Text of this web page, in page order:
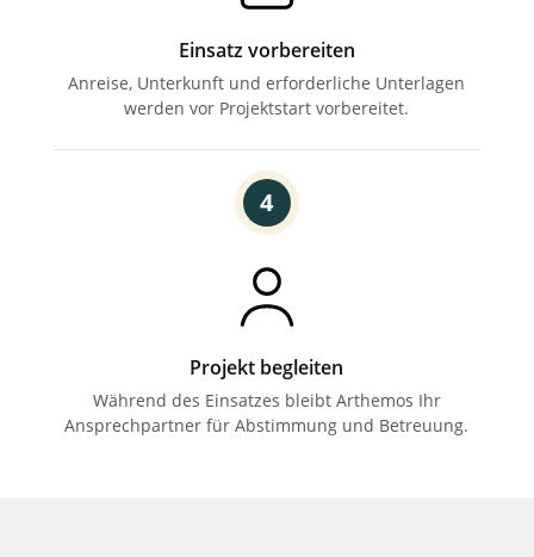
Einsatz vorbereiten
Anreise, Unterkunft und erforderliche Unterlagen
werden vor Projektstart vorbereitet.
4
Projekt begleiten
Während des Einsatzes bleibt Arthemos Ihr
Ansprechpartner für Abstimmung und Betreuung.